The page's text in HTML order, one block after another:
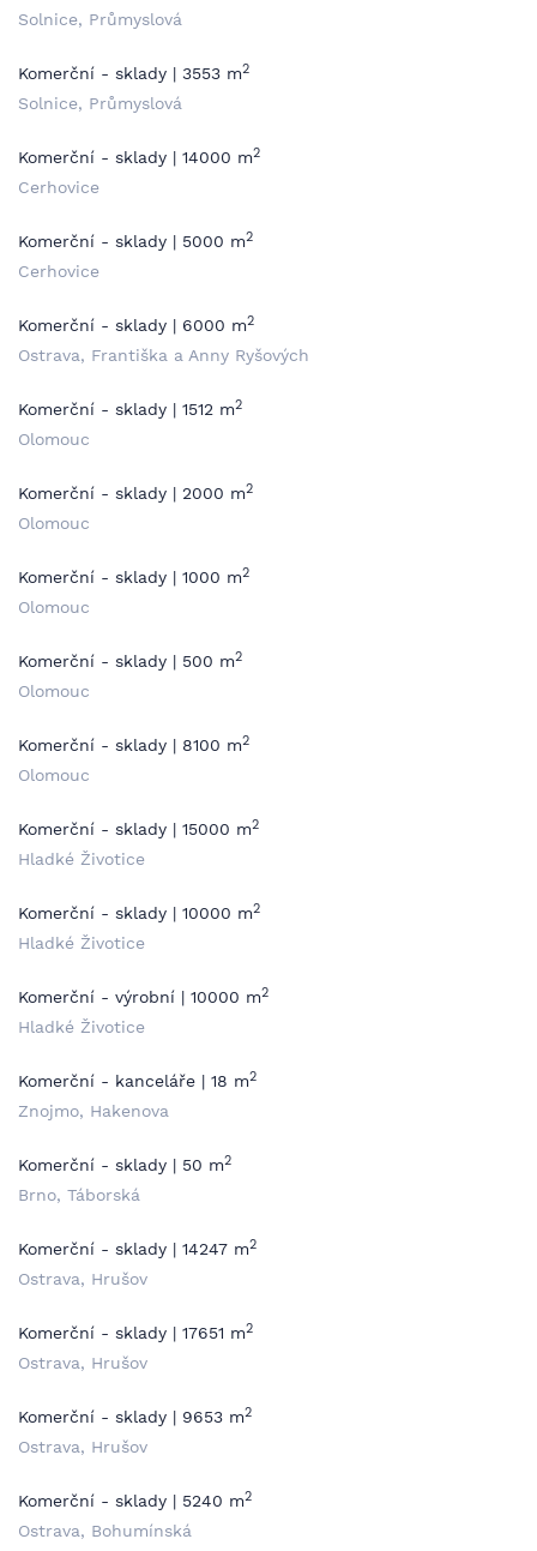
Solnice, Průmyslová
Komerční - sklady | 3553 m2
Solnice, Průmyslová
Komerční - sklady | 14000 m2
Cerhovice
Komerční - sklady | 5000 m2
Cerhovice
Komerční - sklady | 6000 m2
Ostrava, Františka a Anny Ryšových
Komerční - sklady | 1512 m2
Olomouc
Komerční - sklady | 2000 m2
Olomouc
Komerční - sklady | 1000 m2
Olomouc
Komerční - sklady | 500 m2
Olomouc
Komerční - sklady | 8100 m2
Olomouc
Komerční - sklady | 15000 m2
Hladké Životice
Komerční - sklady | 10000 m2
Hladké Životice
Komerční - výrobní | 10000 m2
Hladké Životice
Komerční - kanceláře | 18 m2
Znojmo, Hakenova
Komerční - sklady | 50 m2
Brno, Táborská
Komerční - sklady | 14247 m2
Ostrava, Hrušov
Komerční - sklady | 17651 m2
Ostrava, Hrušov
Komerční - sklady | 9653 m2
Ostrava, Hrušov
Komerční - sklady | 5240 m2
Ostrava, Bohumínská